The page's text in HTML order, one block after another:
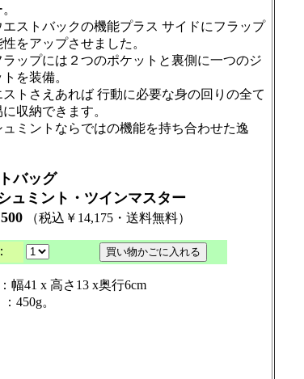
ストバックの機能プラス サイドにフラップ
をアップさせました。
ップには２つのポケットと裏側に一つのジ
を装備。
トさえあれば 行動に必要な身の回りの全て
収納できます。
ミントならではの機能を持ち合わせた逸
バッグ
ュミント・ツインマスター
（税込￥14,175・送料無料）
幅41 x 高さ13 x奥行6cm
450g。